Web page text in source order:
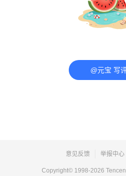
@元宝 写
意见反馈 举报中心
Copyright© 1998-2026